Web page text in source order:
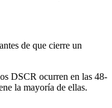
de que cierre un
DSCR ocurren en las 48-
la mayoría de ellas.